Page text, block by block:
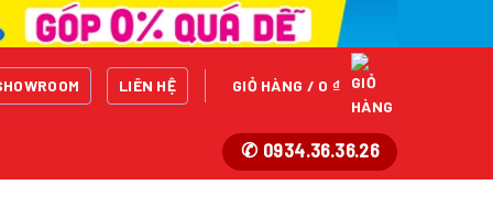
LIÊN HỆ GIỎ HÀNG / 0 ₫
✆ 0934.36.36.26